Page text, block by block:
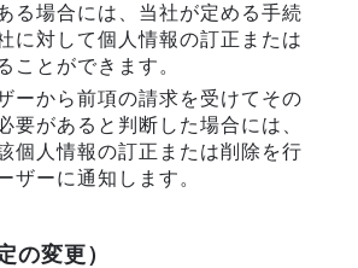
る場合には、当社が定める手続
に対して個人情報の訂正または
ことができます。
ーから前項の請求を受けてその
要があると判断した場合には、
個人情報の訂正または削除を行
ザーに通知します。
の変更）